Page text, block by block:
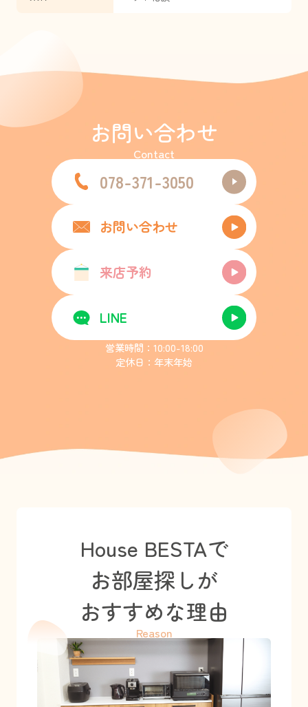
お問い合わせ
Contact
078-371-3050
お問い合わせ
来店予約
LINE
営業時間：10:00-18:00
定休日：年末年始
House BESTAで
お部屋探しが
おすすめな理由
Reason